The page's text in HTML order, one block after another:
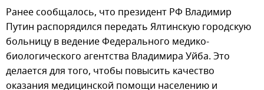
Ранее сообщалось, что президент РФ Владимир
Путин распорядился передать Ялтинскую городскую
больницу в ведение Федерального медико-
биологического агентства Владимира Уйба. Это
делается для того, чтобы повысить качество
оказания медицинской помощи населению и